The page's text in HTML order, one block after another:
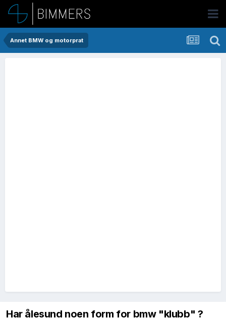
Annet BMW og motorprat
Har ålesund noen form for bmw "klubb" ?